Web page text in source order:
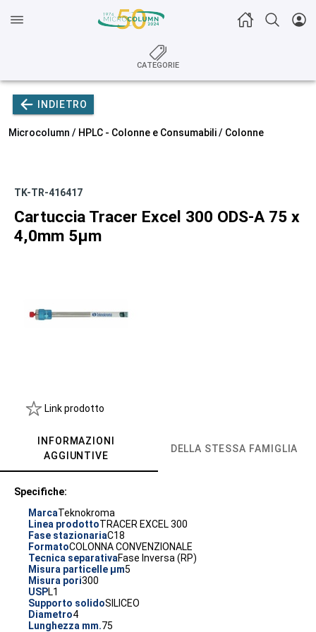
CATEGORIE
INDIETRO
Microcolumn / HPLC - Colonne e Consumabili/ Colonne
TK-TR-416417
Cartuccia Tracer Excel 300 ODS-A 75 x
4,0mm 5µm
Link prodotto
INFORMAZIONI
AGGIUNTIVE
DELLA STESSA FAMIGLIA
Specifiche:
MarcaTeknokroma
Linea prodottoTRACER EXCEL 300
Fase stazionariaC18
FormatoCOLONNA CONVENZIONALE
Tecnica separativaFase Inversa (RP)
Misura particelle µm5
Misura pori300
USPL1
Supporto solidoSILICEO
Diametro4
Lunghezza mm.75